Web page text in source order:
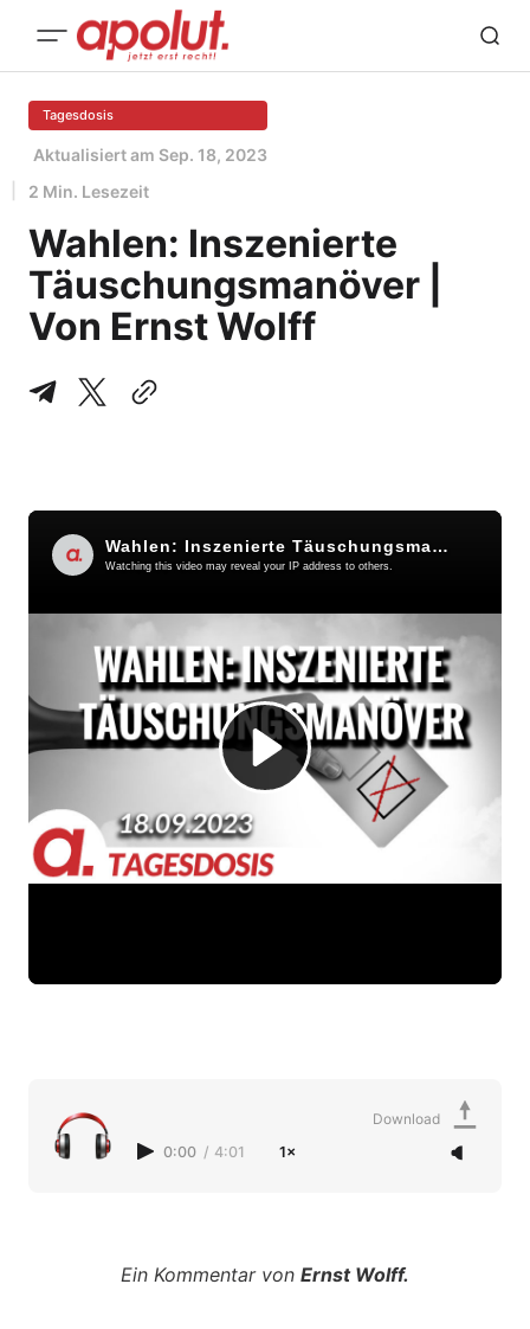
Tagesdosis
Aktualisiert am Sep. 18, 2023
2 Min. Lesezeit
Wahlen: Inszenierte
Täuschungsmanöver |
Von Ernst Wolff
0:00 / 4:01 1×
Download
Ein Kommentar von Ernst Wolff.